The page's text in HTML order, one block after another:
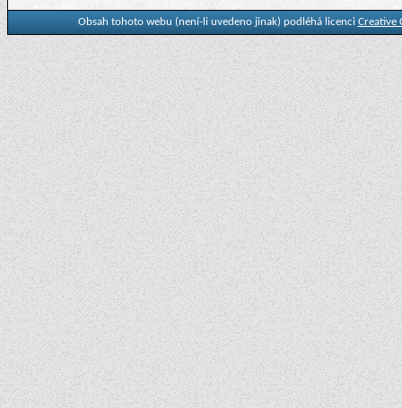
Obsah tohoto webu (není-li uvedeno jinak) podléhá licenci Creative